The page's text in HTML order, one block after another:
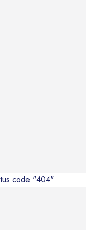
code "404"